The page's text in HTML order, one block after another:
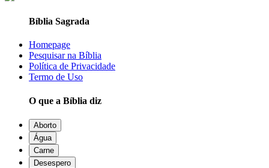
Bíblia Sagrada
Homepage
Pesquisar na Bíblia
Política de Privacidade
Termo de Uso
O que a Bíblia diz
Aborto
Água
Carne
Desespero